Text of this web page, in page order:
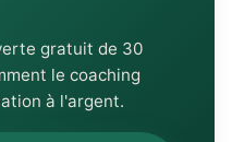
gratuit de 30
le coaching
à l'argent.